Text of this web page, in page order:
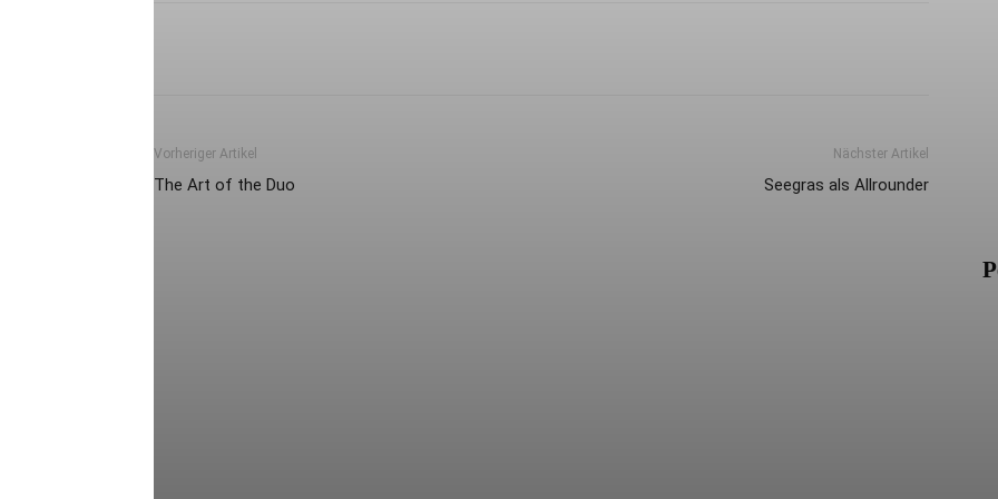
Vorheriger Artikel
The Art of the Duo
Nächster Artikel
Seegras als Allrounder